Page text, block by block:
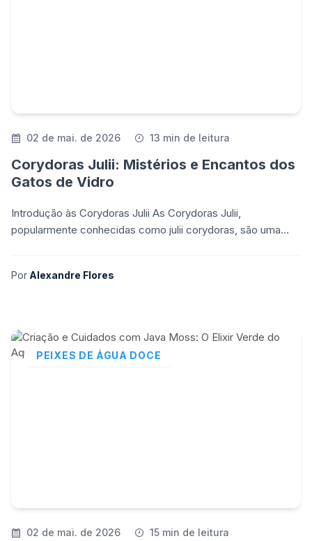
02 de mai. de 2026 13 min de leitura
Corydoras Julii: Mistérios e Encantos dos
Gatos de Vidro
Introdução às Corydoras Julii As Corydoras Julii,
popularmente conhecidas como julii corydoras, são uma
Por Alexandre Flores
PEIXES DE ÁGUA DOCE
02 de mai. de 2026 15 min de leitura